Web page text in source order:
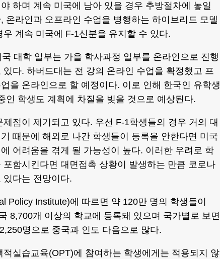
하며 계속 미국에 남아 있을 경우 추방절차에 놓일
온라인과 오프라인 수업을 병행하는 하이브리드 모델
계속 미국에 F-1신분을 유지할 수 있다.
대학 일부는 가을 학사과정 일부를 온라인으로 진행
다. 하버드대는 전 강의 온라인 수업을 확정했고 프
을 온라인으로 할 예정이다. 이로 인해 한국인 유학생
인 학생도 계획에 차질을 빚을 것으로 예상된다.
점이 제기되고 있다. 우선 F-1학생들의 경우 거의 대
때문에 해외로 나간 학생들이 등록을 안한다면 미국
어려움을 겪게 될 가능성이 높다. 이러한 우려로 학
포함시킨다면 대면접촉 상황이 발생하는 만큼 코로나
있다는 전망이다.
Policy Institute)에 따르면 약 120만 명의 학생들이
8,700개 이상의 학교에 등록돼 있으며 국가별로 보면
명으로 중국과 인도 다음으로 많다.
적실습교육(OPT)에 참여하는 학생에게는 적용되지 않